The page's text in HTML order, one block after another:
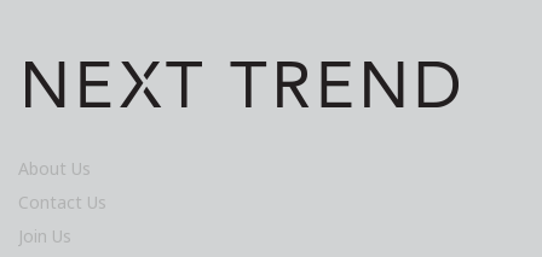
About Us
Contact Us
Join Us